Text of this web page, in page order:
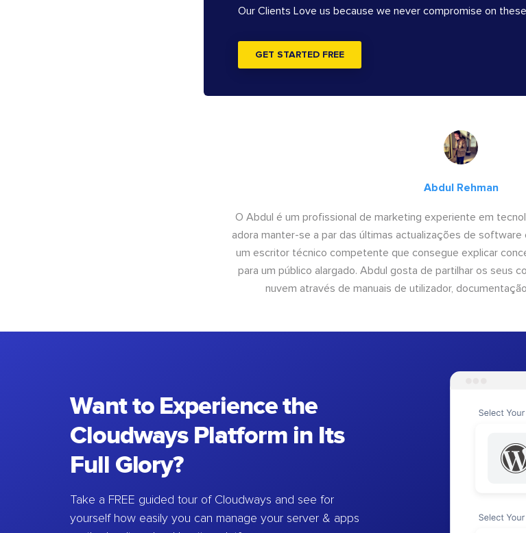
Our Clients Love us because we never compromise on these
GET STARTED FREE
Abdul Rehman
O Abdul é um profissional de marketing experiente em
adora manter-se a par das últimas actualizações de
um escritor técnico competente que consegue explicar
para um público alargado. Abdul gosta de partilhar os seus
nuvem através de manuais de utilizador,
Want to Experience the
Cloudways Platform in Its
Full Glory?
Take a FREE guided tour of Cloudways and see for
yourself how easily you can manage your server & apps